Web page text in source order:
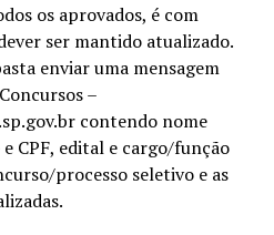
os aprovados, é com
ser mantido atualizado.
enviar uma mensagem
–
contendo nome
CPF, edital e cargo/função
processo seletivo e as